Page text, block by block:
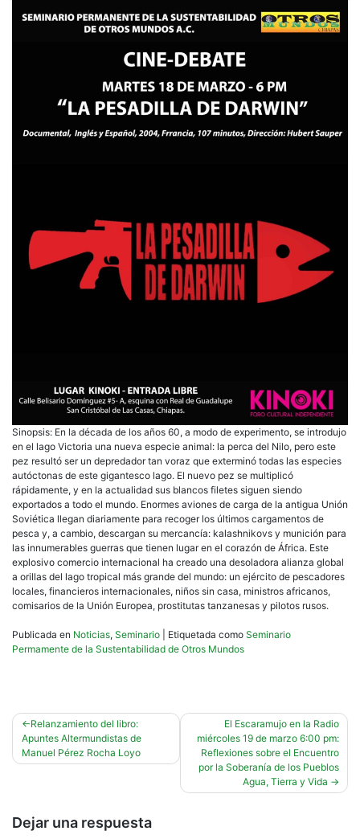
Sinopsis: En la década de los años 60, a modo de experimento, se introdujo
en el lago Victoria una nueva especie animal: la perca del Nilo, pero este
pez resultó ser un depredador tan voraz que exterminó todas las especies
autóctonas de este gigantesco lago. El nuevo pez se multiplicó
rápidamente, y en la actualidad sus blancos filetes siguen siendo
exportados a todo el mundo. Enormes aviones de carga de la antigua Unión
Soviética llegan diariamente para recoger los últimos cargamentos de
pesca y, a cambio, descargan su mercancía: kalashnikovs y munición para
las innumerables guerras que tienen lugar en el corazón de África. Este
explosivo comercio internacional ha creado una desoladora alianza global
a orillas del lago tropical más grande del mundo: un ejército de pescadores
locales, financieros internacionales, niños sin casa, ministros africanos,
comisarios de la Unión Europea, prostitutas tanzanesas y pilotos rusos.
Publicada en Noticias, Seminario Etiquetada como Seminario
Permamente de la Sustentabilidad de Otros Mundos
Navegación
de
entradas
Relanzamiento del libro:
Apuntes Altermundistas de
Manuel Pérez Rocha Loyo
El Escaramujo en la Radio
miércoles 19 de marzo 6:00 pm:
Reflexiones sobre el Encuentro
por la Soberanía de los Pueblos
Agua, Tierra y Vida
Dejar una respuesta